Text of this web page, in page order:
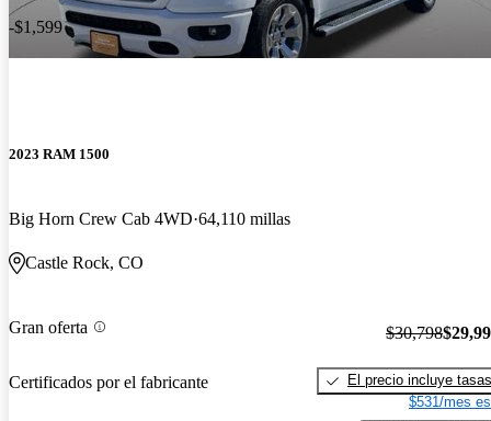
-$1,599
2023 RAM 1500
Big Horn Crew Cab 4WD 64,110 millas
Castle Rock, CO
Gran oferta
Certificados por el fabricante
$30,798
El precio incluye tasas
$531/mes